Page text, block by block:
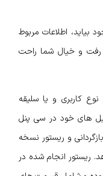
اطلاعات مربوط
و خیال شما راحت
نوع کاربری و یا سلیقه
های خود در سی پنل
و ریستور نسخه‌
ریستور انجام شده در